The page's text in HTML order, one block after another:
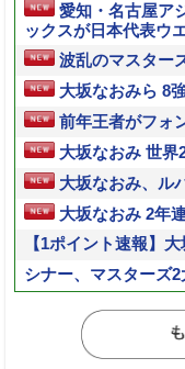
愛知・名古屋ア
ックスが日本代表ウ
波乱のマスター
大坂なおみら 8
前年王者がフォ
大坂なおみ 世界
大坂なおみ、ル
大坂なおみ 2年
【1ポイント速報】
シナー、マスターズ